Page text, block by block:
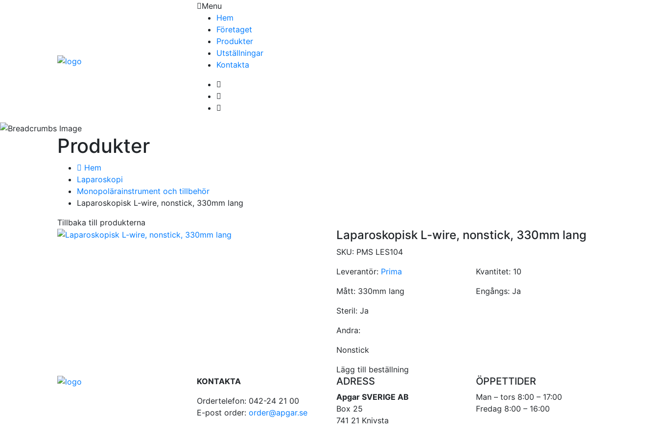
Menu
Hem
Företaget
Produkter
Utställningar
Kontakta
Produkter
Hem
Laparoskopi
Monopolärainstrument och tillbehör
Laparoskopisk L-wire, nonstick, 330mm lang
Tillbaka till produkterna
Laparoskopisk L-wire, nonstick, 330mm lang
SKU: PMS LES104
Leverantör: Prima Kvantitet: 10
Mått: 330mm lang Engångs: Ja
Steril: Ja
Andra:
Nonstick
Lägg till beställning
KONTAKTA
Ordertelefon: 042-24 21 00
E-post order: order@apgar.se
ADRESS
Apgar SVERIGE AB
Box 25
741 21 Knivsta
ÖPPETTIDER
Man – tors 8:00 – 17:00
Fredag 8:00 – 16:00